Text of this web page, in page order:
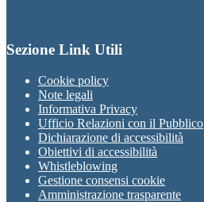
Sezione Link Utili
Cookie policy
Note legali
Informativa Privacy
Ufficio Relazioni con il Pubblico
Dichiarazione di accessibilità
Obiettivi di accessibilità
Whistleblowing
Gestione consensi cookie
Amministrazione trasparente